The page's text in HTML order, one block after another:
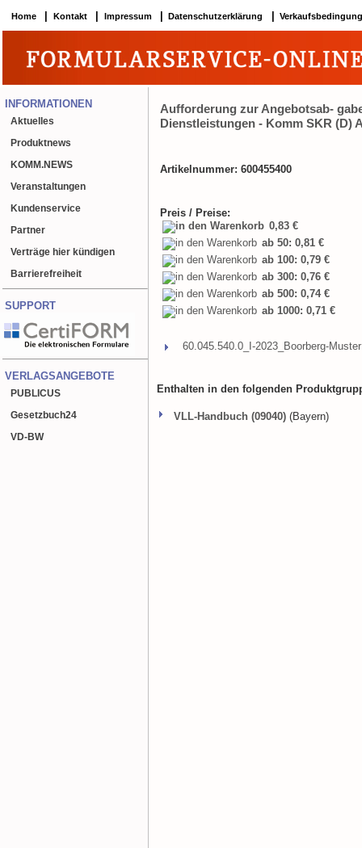
Home Kontakt Impressum Datenschutzerklärung
INFORMATIONEN
Aktuelles
Produktnews
KOMM.NEWS
Veranstaltungen
Kundenservice
Partner
Verträge hier kündigen
Barrierefreiheit
SUPPORT
VERLAGSANGEBOTE
PUBLICUS
Gesetzbuch24
VD-BW
Aufforderung zur Angebotsab-
Dienstleistungen - Komm SKR (D)
Artikelnummer: 600455400
Preis / Preise:
0,83 €
ab 50: 0,81 €
ab 100: 0,79 €
ab 300: 0,76 €
ab 500: 0,74 €
ab 1000: 0,71 €
60.045.540.0_I-2023_Boorberg-
Enthalten in den folgenden
VLL-Handbuch (09040) (Bayern)